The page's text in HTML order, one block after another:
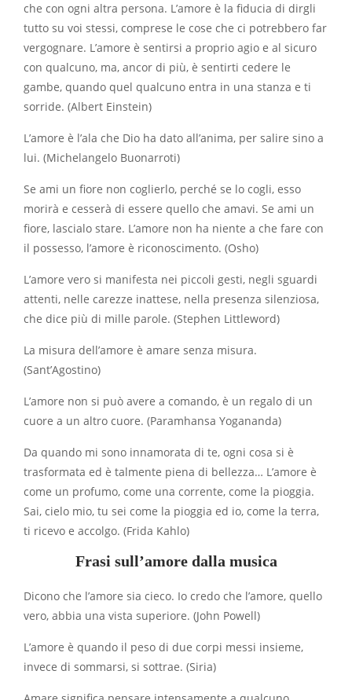
che con ogni altra persona. L’amore è la fiducia di dirgli
tutto su voi stessi, comprese le cose che ci potrebbero far
vergognare. L’amore è sentirsi a proprio agio e al sicuro
con qualcuno, ma, ancor di più, è sentirti cedere le
gambe, quando quel qualcuno entra in una stanza e ti
sorride. (Albert Einstein)
L’amore è l’ala che Dio ha dato all’anima, per salire sino a
lui. (Michelangelo Buonarroti)
Se ami un fiore non coglierlo, perché se lo cogli, esso
morirà e cesserà di essere quello che amavi. Se ami un
fiore, lascialo stare. L’amore non ha niente a che fare con
il possesso, l’amore è riconoscimento. (Osho)
L’amore vero si manifesta nei piccoli gesti, negli sguardi
attenti, nelle carezze inattese, nella presenza silenziosa,
che dice più di mille parole. (Stephen Littleword)
La misura dell’amore è amare senza misura.
(Sant’Agostino)
L’amore non si può avere a comando, è un regalo di un
cuore a un altro cuore. (Paramhansa Yogananda)
Da quando mi sono innamorata di te, ogni cosa si è
trasformata ed è talmente piena di bellezza… L’amore è
come un profumo, come una corrente, come la pioggia.
Sai, cielo mio, tu sei come la pioggia ed io, come la terra,
ti ricevo e accolgo. (Frida Kahlo)
Frasi sull’amore dalla musica
Dicono che l’amore sia cieco. Io credo che l’amore, quello
vero, abbia una vista superiore. (John Powell)
L’amore è quando il peso di due corpi messi insieme,
invece di sommarsi, si sottrae. (Siria)